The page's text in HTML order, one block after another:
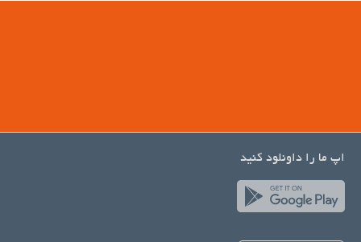
اپ ما را داونلود کنید